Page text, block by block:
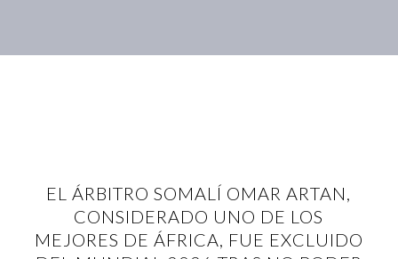
EL ÁRBITRO SOMALÍ OMAR ARTAN,
CONSIDERADO UNO DE LOS
MEJORES DE ÁFRICA, FUE EXCLUIDO